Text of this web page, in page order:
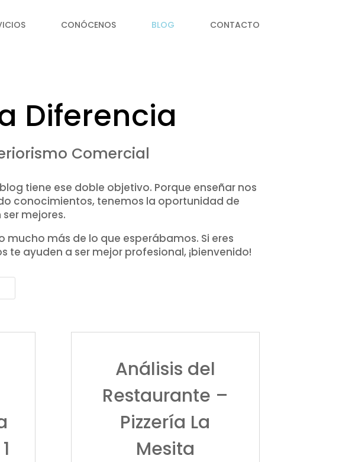
CONÓCENOS BLOG CONTACTO
Diferencia
Comercial
tiene ese doble objetivo. Porque enseñar nos
conocimientos, tenemos la oportunidad de
mejores.
más de lo que esperábamos. Si eres
ayuden a ser mejor profesional, ¡bienvenido!
Análisis del
Restaurante –
Pizzería La
Mesita